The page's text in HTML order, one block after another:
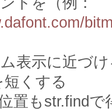
表示に近づ
くする
置もstr.findで